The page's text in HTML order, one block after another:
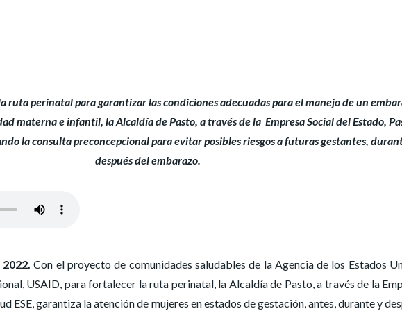
ruta perinatal para garantizar las condiciones adecuadas para el manejo de un
materna e infantil, la Alcaldía de Pasto, a través de la Empresa Social del Estado,
la consulta preconcepcional para evitar posibles riesgos a futuras gestantes,
después del embarazo.
Con el proyecto de comunidades saludables de la Agencia de los Estados
USAID, para fortalecer la ruta perinatal, la Alcaldía de Pasto, a través de la
ESE, garantiza la atención de mujeres en estados de gestación, antes, durante y